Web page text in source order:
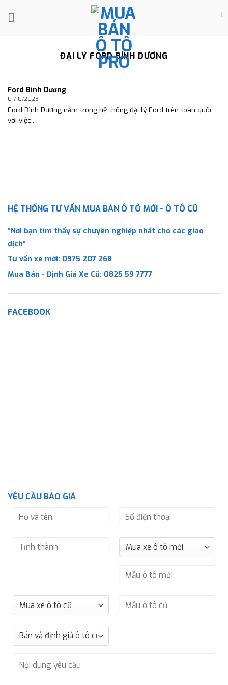
ĐẠI LÝ FORD BÌNH DƯƠNG
Ford Bình Dương
01/10/2023
Ford Bình Dương nằm trong hệ thống đại lý Ford trên toàn quốc
với việc...
HỆ THỐNG TƯ VẤN MUA BÁN Ô TÔ MỚI - Ô TÔ CŨ
“Nơi bạn tìm thấy sự chuyên nghiệp nhất cho các giao
dịch”
Tư vấn xe mới: 0975 207 268
Mua Bán - Định Giá Xe Cũ: 0825 59 7777
FACEBOOK
YÊU CẦU BÁO GIÁ